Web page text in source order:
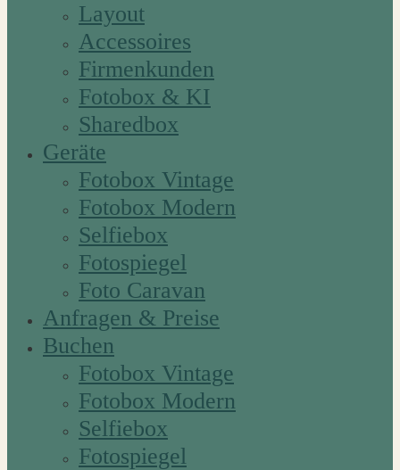
Layout
Accessoires
Firmenkunden
Fotobox & KI
Sharedbox
Geräte
Fotobox Vintage
Fotobox Modern
Selfiebox
Fotospiegel
Foto Caravan
Anfragen & Preise
Buchen
Fotobox Vintage
Fotobox Modern
Selfiebox
Fotospiegel